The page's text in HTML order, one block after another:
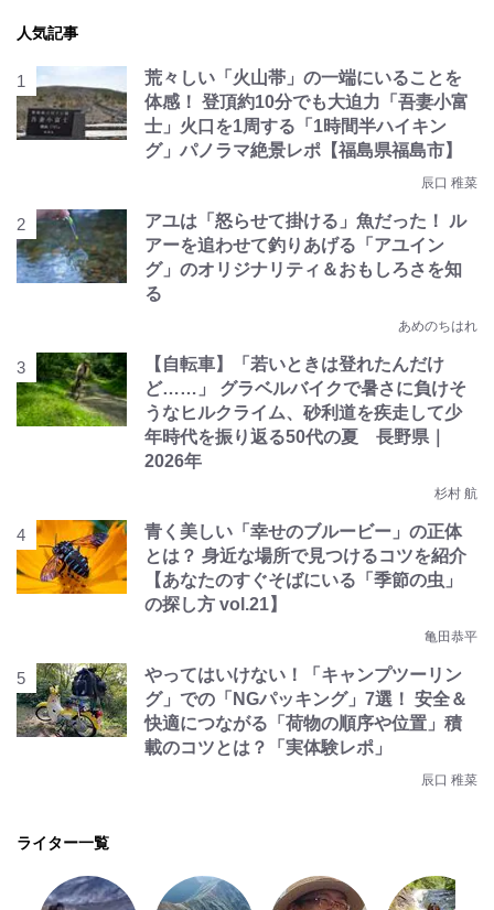
人気記事
荒々しい「火山帯」の一端にいることを
体感！ 登頂約10分でも大迫力「吾妻小富
士」火口を1周する「1時間半ハイキン
グ」パノラマ絶景レポ【福島県福島市】
辰口 稚菜
アユは「怒らせて掛ける」魚だった！ ル
アーを追わせて釣りあげる「アユイン
グ」のオリジナリティ＆おもしろさを知
る
あめのちはれ
【自転車】「若いときは登れたんだけ
ど……」 グラベルバイクで暑さに負けそ
うなヒルクライム、砂利道を疾走して少
年時代を振り返る50代の夏 長野県｜
2026年
杉村 航
青く美しい「幸せのブルービー」の正体
とは？ 身近な場所で見つけるコツを紹介
【あなたのすぐそばにいる「季節の虫」
の探し方 vol.21】
亀田恭平
やってはいけない！「キャンプツーリン
グ」での「NGパッキング」7選！ 安全＆
快適につながる「荷物の順序や位置」積
載のコツとは？「実体験レポ」
辰口 稚菜
ライター一覧